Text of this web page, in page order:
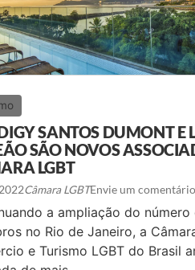
SANTOS DUMONT E
SÃO NOVOS
LGBT
Câmara LGBTEnvie um comentário
a ampliação do número
no Rio de Janeiro, a
e Turismo LGBT do Brasil